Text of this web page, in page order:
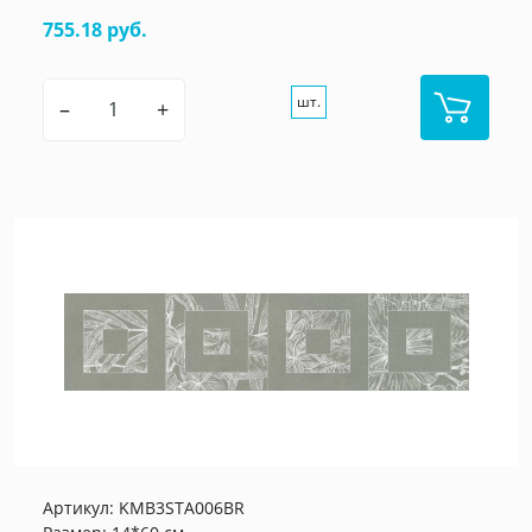
755.18 руб.
– + шт.
Артикул: KMB3STA006BR